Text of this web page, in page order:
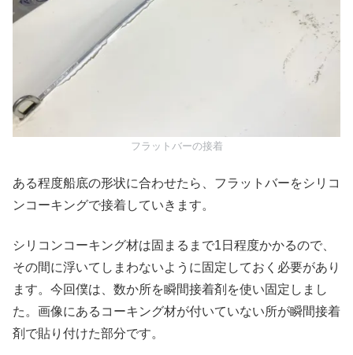
フラットバーの接着
ある程度船底の形状に合わせたら、フラットバーをシリコ
ンコーキングで接着していきます。
シリコンコーキング材は固まるまで1日程度かかるので、
その間に浮いてしまわないように固定しておく必要があり
ます。今回僕は、数か所を瞬間接着剤を使い固定しまし
た。画像にあるコーキング材が付いていない所が瞬間接着
剤で貼り付けた部分です。